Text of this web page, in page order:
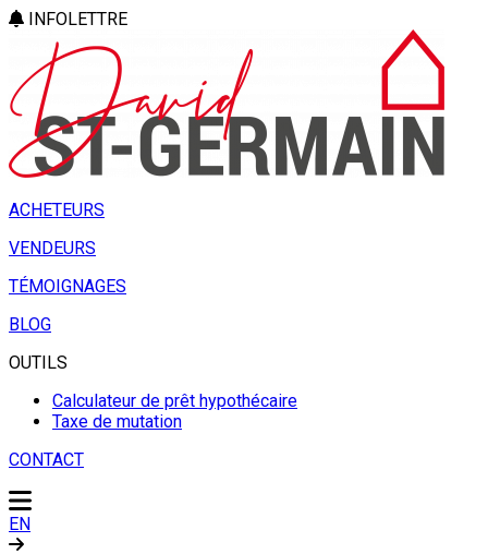
INFOLETTRE
ACHETEURS
VENDEURS
TÉMOIGNAGES
BLOG
OUTILS
Calculateur de prêt hypothécaire
Taxe de mutation
CONTACT
EN